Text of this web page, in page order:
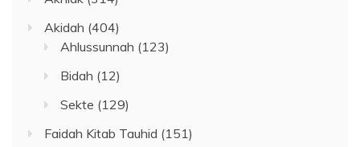
Akidah (404)
Ahlussunnah (123)
Bidah (12)
Sekte (129)
Faidah Kitab Tauhid (151)